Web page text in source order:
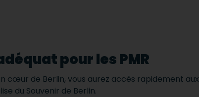
pour les PMR
cœur de Berlin, vous aurez accès rapidement aux
du Souvenir de Berlin.